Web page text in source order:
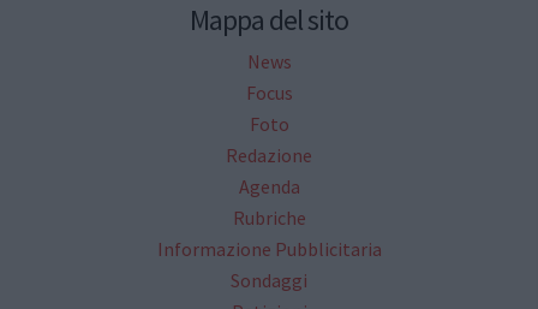
Mappa del sito
News
Focus
Foto
Redazione
Agenda
Rubriche
Informazione Pubblicitaria
Sondaggi